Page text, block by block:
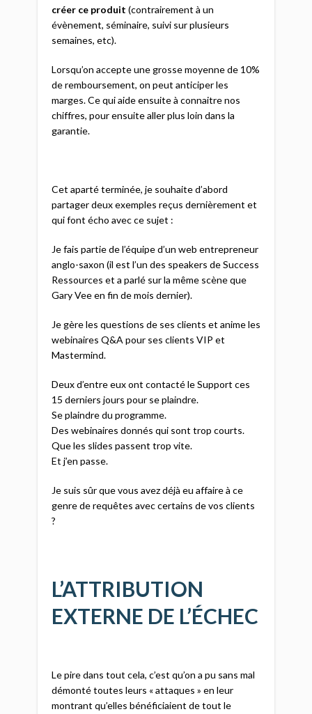
créer ce produit (contrairement à un
évènement, séminaire, suivi sur plusieurs
semaines, etc).
Lorsqu’on accepte une grosse moyenne de 10%
de remboursement, on peut anticiper les
marges. Ce qui aide ensuite à connaitre nos
chiffres, pour ensuite aller plus loin dans la
garantie.
Cet aparté terminée, je souhaite d’abord
partager deux exemples reçus dernièrement et
qui font écho avec ce sujet :
Je fais partie de l’équipe d’un web entrepreneur
anglo-saxon (il est l’un des speakers de Success
Ressources et a parlé sur la même scène que
Gary Vee en fin de mois dernier).
Je gère les questions de ses clients et anime les
webinaires Q&A pour ses clients VIP et
Mastermind.
Deux d’entre eux ont contacté le Support ces
15 derniers jours pour se plaindre.
Se plaindre du programme.
Des webinaires donnés qui sont trop courts.
Que les slides passent trop vite.
Et j’en passe.
Je suis sûr que vous avez déjà eu affaire à ce
genre de requêtes avec certains de vos clients
?
L’ATTRIBUTION
EXTERNE DE L’ÉCHEC
Le pire dans tout cela, c’est qu’on a pu sans mal
démonté toutes leurs « attaques » en leur
montrant qu’elles bénéficiaient de tout le